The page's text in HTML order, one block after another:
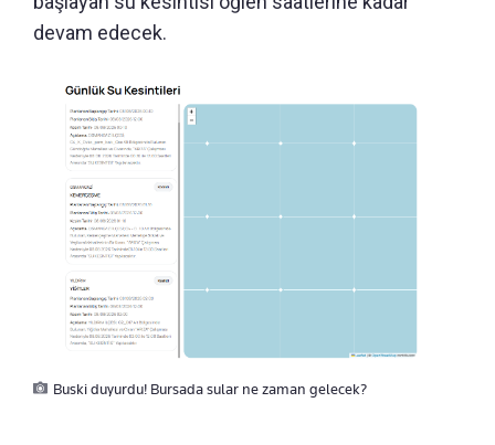
devam edecek.
Buski duyurdu! Bursada sular ne zaman gelecek?